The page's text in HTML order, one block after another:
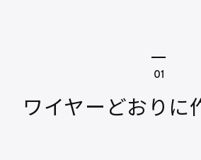
ワイヤーどおりに